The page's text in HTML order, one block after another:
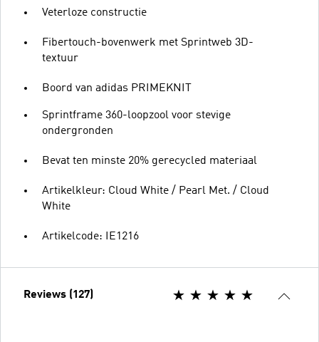
Veterloze constructie
Fibertouch-bovenwerk met Sprintweb 3D-
textuur
Boord van adidas PRIMEKNIT
Sprintframe 360-loopzool voor stevige
ondergronden
Bevat ten minste 20% gerecycled materiaal
Artikelkleur: Cloud White / Pearl Met. / Cloud
White
Artikelcode: IE1216
Reviews (127)